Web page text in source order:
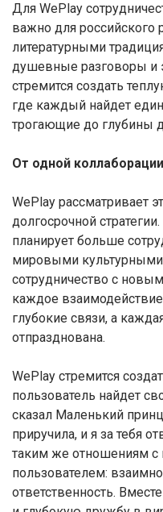
Для WePlay
важно для российского
литературными
душевные разговоры и
стремится создать
где каждый найдет
трогающие до глубины
От одной
WePlay рассматривает
долгосрочной
планирует больше
мировыми
сотрудничество с
каждое
глубокие связи, а
отпразднована.
WePlay стремится
пользователь найдет
сказал Маленький
приручила, и я за тебя
таким же отношениям
пользователем:
ответственность.